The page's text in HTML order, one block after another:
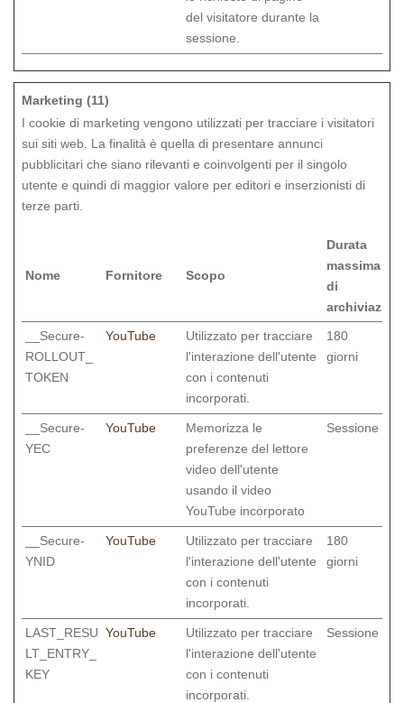
del visitatore durante la
sessione.
Marketing (11)
I cookie di marketing vengono utilizzati per tracciare i visitatori
sui siti web. La finalità è quella di presentare annunci
pubblicitari che siano rilevanti e coinvolgenti per il singolo
utente e quindi di maggior valore per editori e inserzionisti di
terze parti.
Nome Fornitore Scopo
Durata
massima
di
__Secure-
ROLLOUT_
TOKEN
YouTube
Utilizzato per tracciare
l'interazione dell'utente
con i contenuti
incorporati.
180
giorni
__Secure-
YEC
YouTube
Memorizza le
preferenze del lettore
video dell'utente
usando il video
YouTube incorporato
Sessione
__Secure-
YNID
YouTube
Utilizzato per tracciare
l'interazione dell'utente
con i contenuti
incorporati.
180
giorni
LAST_RESU
LT_ENTRY_
KEY
YouTube
Utilizzato per tracciare
l'interazione dell'utente
con i contenuti
incorporati.
Sessione